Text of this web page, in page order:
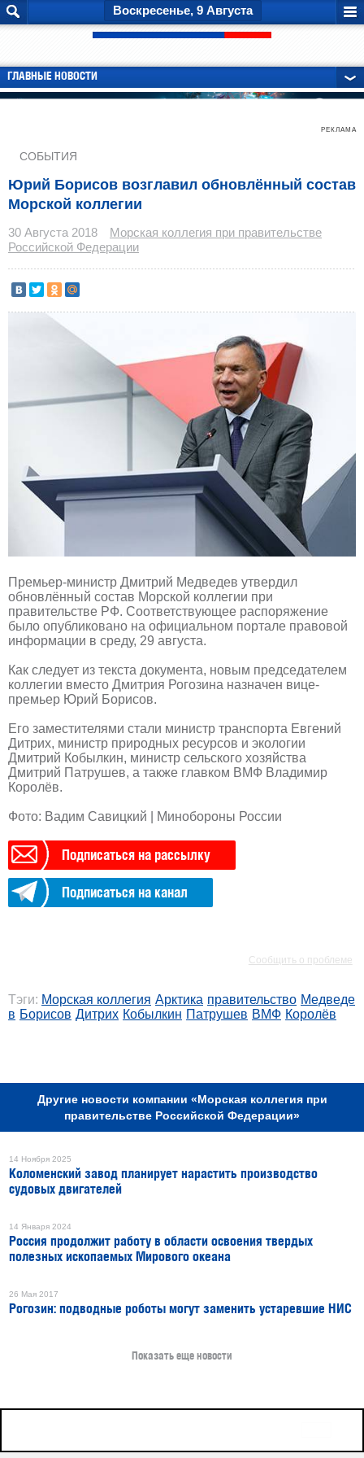
Воскресенье, 9 Августа
ГЛАВНЫЕ НОВОСТИ
РЕКЛАМА
СОБЫТИЯ
Юрий Борисов возглавил обновлённый состав
Морской коллегии
30 Августа 2018
Морская коллегия при правительстве
Российской Федерации
Премьер-министр Дмитрий Медведев утвердил
обновлённый состав Морской коллегии при
правительстве РФ. Соответствующее распоряжение
было опубликовано на официальном портале правовой
информации в среду, 29 августа.
Как следует из текста документа, новым председателем
коллегии вместо Дмитрия Рогозина назначен вице-
премьер Юрий Борисов.
Его заместителями стали министр транспорта Евгений
Дитрих, министр природных ресурсов и экологии
Дмитрий Кобылкин, министр сельского хозяйства
Дмитрий Патрушев, а также главком ВМФ Владимир
Королёв.
Фото: Вадим Савицкий | Минобороны России
Подписаться на рассылку
Подписаться на канал
Сообщить о проблеме
Тэги: Морская коллегия Арктика правительство Медведе
в Борисов Дитрих Кобылкин Патрушев ВМФ Королёв
Другие новости компании «Морская коллегия при
правительстве Российской Федерации»
14 Ноября 2025
Коломенский завод планирует нарастить производство
судовых двигателей
14 Января 2024
Россия продолжит работу в области освоения твердых
полезных ископаемых Мирового океана
26 Мая 2017
Рогозин: подводные роботы могут заменить устаревшие НИС
Показать еще новости